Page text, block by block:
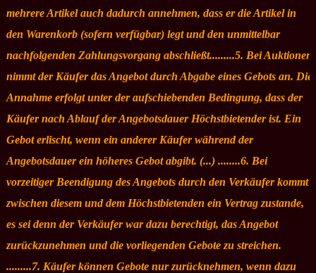
mehrere Artikel auch dadurch annehmen, dass er die Artikel in
den Warenkorb (sofern verfügbar) legt und den unmittelbar
nachfolgenden Zahlungsvorgang abschließt.........5. Bei Auktionen
nimmt der Käufer das Angebot durch Abgabe eines Gebots an. Die
Annahme erfolgt unter der aufschiebenden Bedingung, dass der
Käufer nach Ablauf der Angebotsdauer Höchstbietender ist. Ein
Gebot erlischt, wenn ein anderer Käufer während der
Angebotsdauer ein höheres Gebot abgibt. (...) ........6. Bei
vorzeitiger Beendigung des Angebots durch den Verkäufer kommt
zwischen diesem und dem Höchstbietenden ein Vertrag zustande,
es sei denn der Verkäufer war dazu berechtigt, das Angebot
zurückzunehmen und die vorliegenden Gebote zu streichen.
.........7. Käufer können Gebote nur zurücknehmen, wenn dazu